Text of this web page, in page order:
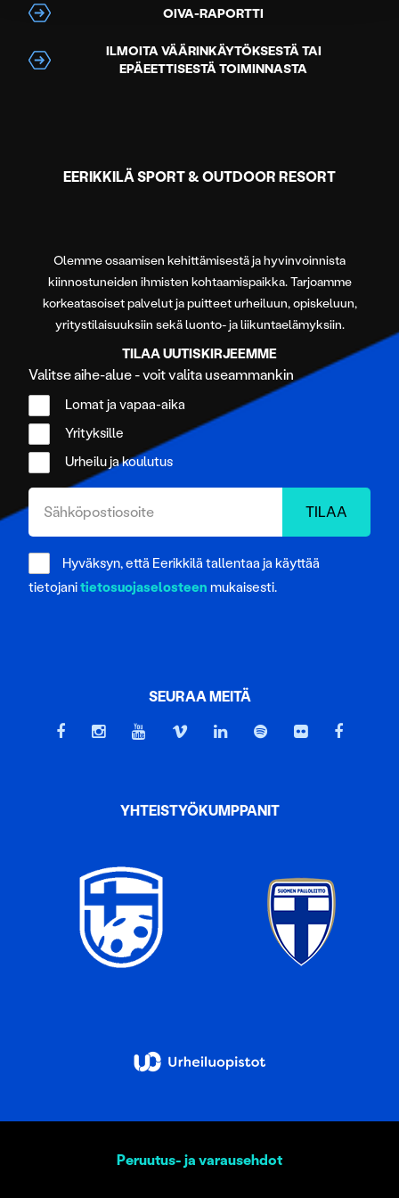
Käytämme evästeitä tarjoamamme sisällön ja mainosten
räätälöimiseen, sosiaalisen median ominaisuuksien
tukemiseen ja kävijämäärämme analysoimiseen. Lisäksi
kerätty, kun olet käyttänyt heidän palvelujaan.
OIVA-RAPORTTI
ILMOITA VÄÄRINKÄYTÖKSESTÄ TAI
EPÄEETTISESTÄ TOIMINNASTA
EERIKKILÄ SPORT & OUTDOOR RESORT
Olemme osaamisen kehittämisestä ja hyvinvoinnista
kiinnostuneiden ihmisten kohtaamispaikka. Tarjoamme
korkeatasoiset palvelut ja puitteet urheiluun, opiskeluun,
yritystilaisuuksiin sekä luonto- ja liikuntaelämyksiin.
TILAA UUTISKIRJEEMME
Valitse aihe-alue - voit valita useammankin
Lomat ja vapaa-aika
Yrityksille
Urheilu ja koulutus
Hyväksyn, että Eerikkilä tallentaa ja käyttää
tietojanitietosuojaselosteen mukaisesti.
SEURAA MEITÄ
YHTEISTYÖKUMPPANIT
Peruutus- ja varausehdot